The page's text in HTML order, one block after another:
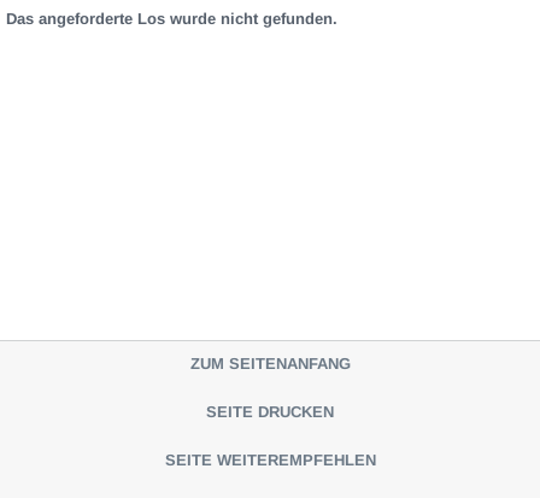
Das angeforderte Los wurde nicht gefunden.
ZUM SEITENANFANG
SEITE DRUCKEN
SEITE WEITEREMPFEHLEN